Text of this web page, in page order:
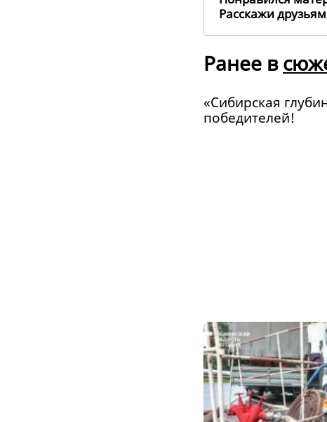
Расскажи друзьям
Ранее в
«Сибирская
победителей!